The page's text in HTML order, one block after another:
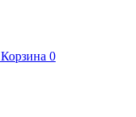
Корзина 0